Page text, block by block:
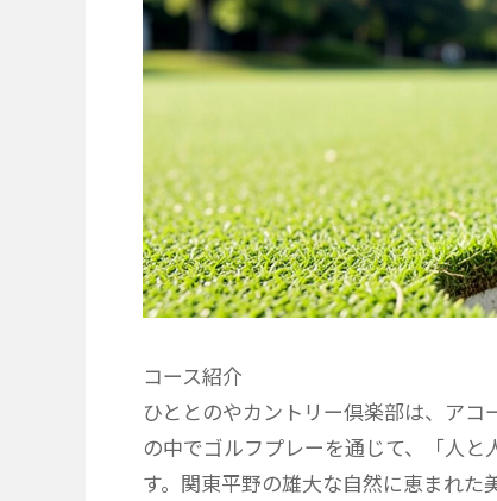
コース紹介
ひととのやカントリー倶楽部は、ア
の中でゴルフプレーを通じて、「人
す。関東平野の雄大な自然に恵まれ